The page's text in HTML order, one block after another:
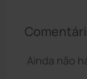
Ainda não